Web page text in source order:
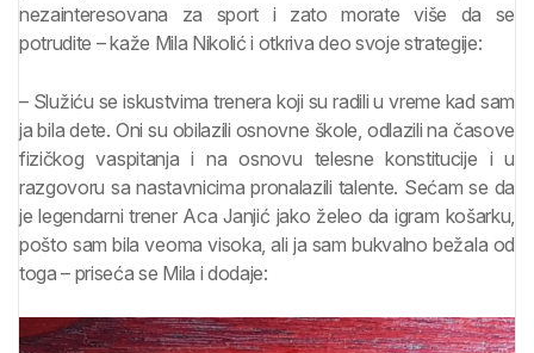
nezainteresovana za sport i zato morate više da se
potrudite – kaže Mila Nikolić i otkriva deo svoje strategije:
– Služiću se iskustvima trenera koji su radili u vreme kad sam
ja bila dete. Oni su obilazili osnovne škole, odlazili na časove
fizičkog vaspitanja i na osnovu telesne konstitucije i u
razgovoru sa nastavnicima pronalazili talente. Sećam se da
je legendarni trener Aca Janjić jako želeo da igram košarku,
pošto sam bila veoma visoka, ali ja sam bukvalno bežala od
toga – priseća se Mila i dodaje: